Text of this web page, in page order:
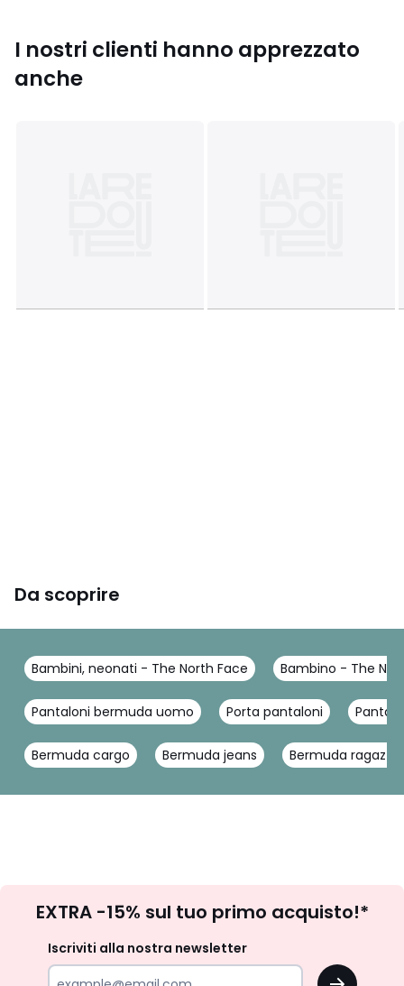
I nostri clienti hanno apprezzato
anche
Da scoprire
Bambini, neonati - The North Face Bambino - The
Pantaloni bermuda uomo Porta pantaloni
Bermuda cargo Bermuda jeans Bermuda ragazza
newsletter
EXTRA -15% sul tuo primo acquisto!*
Iscriviti alla nostra newsletter
OK